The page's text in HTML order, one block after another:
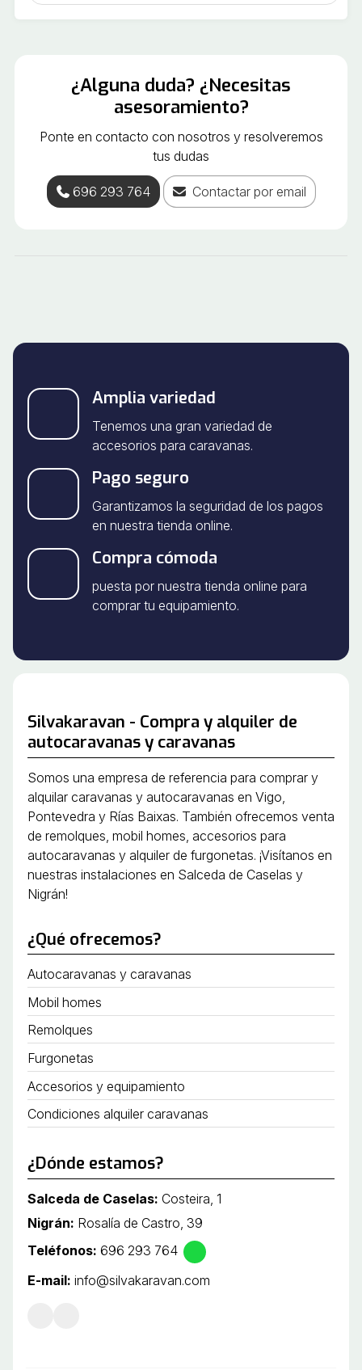
¿Alguna duda? ¿Necesitas
asesoramiento?
Ponte en contacto con nosotros y resolveremos
tus dudas
696 293 764 Contactar por email
Amplia variedad
Tenemos una gran variedad de
accesorios para caravanas.
Pago seguro
Garantizamos la seguridad de los pagos
en nuestra tienda online.
Compra cómoda
puesta por nuestra tienda online para
comprar tu equipamiento.
Silvakaravan - Compra y alquiler de
autocaravanas y caravanas
Somos una empresa de referencia para comprar y
alquilar caravanas y autocaravanas en Vigo,
Pontevedra y Rías Baixas. También ofrecemos venta
de remolques, mobil homes, accesorios para
autocaravanas y alquiler de furgonetas. ¡Visítanos en
nuestras instalaciones en Salceda de Caselas y
Nigrán!
¿Qué ofrecemos?
Autocaravanas y caravanas
Mobil homes
Remolques
Furgonetas
Accesorios y equipamiento
Condiciones alquiler caravanas
¿Dónde estamos?
Salceda de Caselas: Costeira, 1
Nigrán: Rosalía de Castro, 39
Teléfonos: 696 293 764
E-mail: info@silvakaravan.com